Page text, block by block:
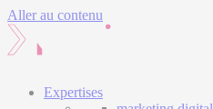
Aller au contenu
Expertises